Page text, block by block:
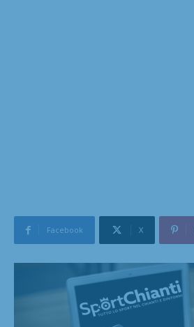
Facebook X